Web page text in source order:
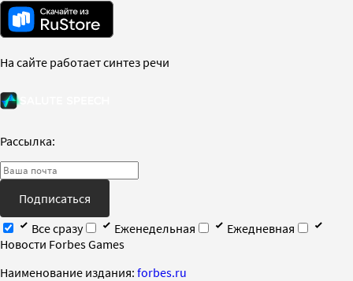
На сайте работает синтез речи
Рассылка:
Подписаться
Все сразу
Еженедельная
Ежедневная
Новости Forbes Games
Наименование издания: forbes.ru